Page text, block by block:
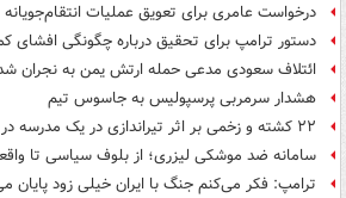
درخواست عامری برای تعویق عملیات
دستور ترامپ برای تحقیق درباره چگونگی افشای
ائتلاف سعودی مدعی حمله ارتش یمن به نجران
هشدار سرمربی پرسپولیس به جاسوس تیم
۲۲ کشته و زخمی بر اثر تیراندازی در یک مدرسه در تایلند+ فیلم
سامانه ضد موشکی لیزری؛ از بلوف سیاسی تا
ترامپ: فکر می‌کنم جنگ با ایران خیلی زود پایان